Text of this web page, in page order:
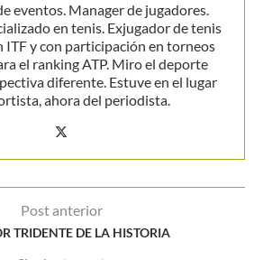
eventos. Manager de jugadores.
en tenis. Exjugador de tenis
ITF y con participación en torneos
el ranking ATP. Miro el deporte
diferente. Estuve en el lugar
ahora del periodista.
Post anterior
TRIDENTE DE LA HISTORIA